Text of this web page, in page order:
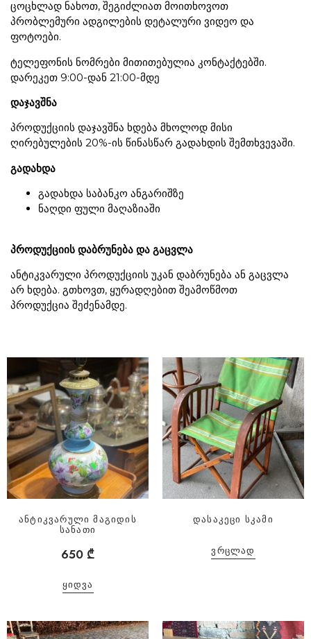
ცოცხლად ნახოთ, შეგიძლიათ მოითხოვოთ
პრობლემური ადგილების დეტალური ვიდეო და
ფოტოები.
ტელეფონის ნომრები მითითებულია კონტაქტებში.
დარეკეთ 9:00-დან 21:00-მდე
დაჯავშნა
პროდუქციის დაჯავშნა ხდება მხოლოდ მისი
ღირებულების 20%-ის წინასწარ გადახდის შემთხვევაში.
გადახდა
გადახდა საბანკო ანგარიშზე
ნაღდი ფული მაღაზიაში
პროდუქციის დაბრუნება და გაცვლა
ანტიკვარული პროდუქციის უკან დაბრუნება ან გაცვლა
არ ხდება. გთხოვთ, ყურადღებით შეამოწმოთ
პროდუქცია შეძენამდე.
ანტიკვარული მაგიდის
სანათი
650 ₾
ᲧᲘᲓᲕᲐ
დასაკეცი სკამი
ᲕᲠᲪᲚᲐᲓ